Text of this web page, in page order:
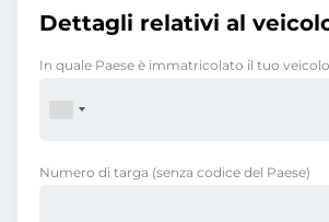
Dettagli relativi al
In quale Paese è immatricolato il tuo
Numero di targa (senza codice del Paese)